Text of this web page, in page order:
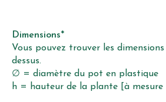
Dimensions*
Vous pouvez trouver les
dessus.
∅ = diamètre du pot en plastique
h = hauteur de la plante [à mesure